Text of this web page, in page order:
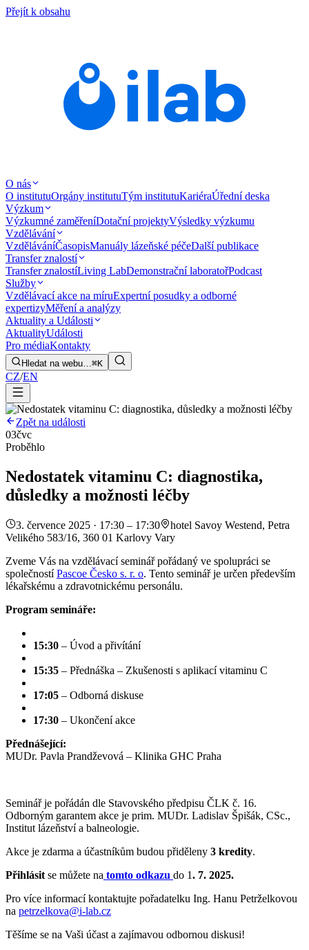
Přejít k obsahu
O nás
O institutuOrgány institutuTým institutuKariéraÚřední deska
Výzkum
Výzkumné zaměřeníDotační projektyVýsledky výzkumu
Vzdělávání
VzděláváníČasopisManuály lázeňské péčeDalší publikace
Transfer znalostí
Transfer znalostíLiving LabDemonstrační laboratořPodcast
Služby
Vzdělávací akce na míruExpertní posudky a odborné
expertizyMěření a analýzy
Aktuality a Události
AktualityUdálosti
Pro médiaKontakty
Hledat na webu…⌘K
CZ/EN
Zpět na události
03čvc
Proběhlo
Nedostatek vitaminu C: diagnostika,
důsledky a možnosti léčby
3. července 2025 · 17:30 – 17:30
hotel Savoy Westend, Petra
Velikého 583/16, 360 01 Karlovy Vary
Zveme Vás na vzdělávací seminář pořádaný ve spolupráci se
společnostíPascoe Česko s. r. o. Tento seminář je určen především
lékařskému a zdravotnickému personálu.
Program semináře:
15:30 – Úvod a přivítání
15:35 – Přednáška – Zkušenosti s aplikací vitaminu C
17:05 – Odborná diskuse
17:30 – Ukončení akce
Přednášející:
MUDr. Pavla Prandževová – Klinika GHC Praha
Seminář je pořádán dle Stavovského předpisu ČLK č. 16.
Odborným garantem akce je prim. MUDr. Ladislav Špišák, CSc.,
Institut lázeňství a balneologie.
Akce je zdarma a účastníkům budou přiděleny 3 kredity.
Přihlásit se můžete na tomto odkazu do 1. 7. 2025.
Pro více informací kontaktujte pořadatelku Ing. Hanu Petrželkovou
na petrzelkova@i-lab.cz
Těšíme se na Vaši účast a zajímavou odbornou diskusi!